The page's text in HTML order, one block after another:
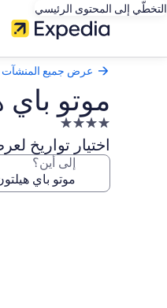
التخطّي إلى المحتوى الرئيسي
عرض جميع المنشآت
موتو باي
منشأة
فندقية
مصنفة
4.0
اختيار تواريخ
إلى أين؟